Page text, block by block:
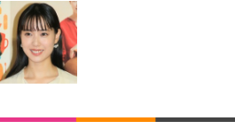
フィスチェア 椅子 テレワーク 疲れな
式アームレスト コンパクト 約105度ロッ
務椅子 360度回転 座面昇降 強化ナイロ
通気性メッシュ 在宅ワーク H-WY01
黒足)
オフィスチェア／デスクチェア メッシ
ス向けプレミアムモニター | FlexScan
| 31.5型4K UHD・USB Type-C・ホワ
ス向けプレミアムモニター | FlexScan
シック ペットシーツ 薄型 レギュラー 1
香料 ホワイト 300枚
シック ペットシーツ 厚型 ワイド 42枚